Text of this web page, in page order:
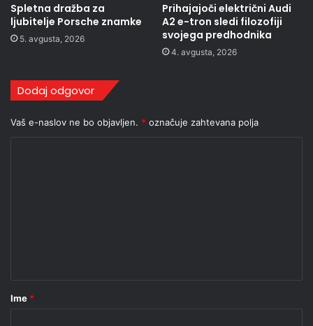
Spletna dražba za
ljubitelje Porsche znamke
5. avgusta, 2026
Prihajajoči električni Audi
A2 e-tron sledi filozofiji
svojega predhodnika
4. avgusta, 2026
Dodaj odgovor
Vaš e-naslov ne bo objavljen. * označuje zahtevana polja
rIme *